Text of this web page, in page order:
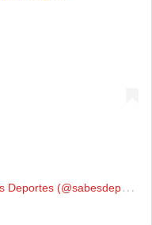
U
na publicación compartida por Sabes Deportes (@sabesdeportes)